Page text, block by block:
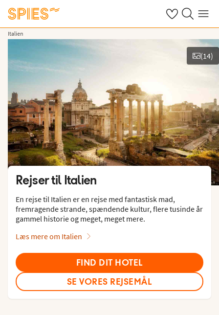
Se dine gemte
Søg påMenu
Italien
Vis billeder
(14)
Rejser til Italien
En rejse til Italien er en rejse med fantastisk mad,
fremragende strande, spændende kultur, flere tusinde år
gammel historie og meget, meget mere.
Læs mere om Italien
FIND DIT HOTEL
SE VORES REJSEMÅL